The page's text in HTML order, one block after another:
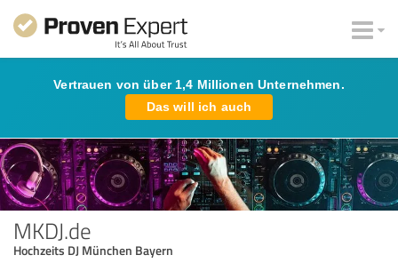
Vertrauen von über 1,4 Millionen Unternehmen.
Das will ich auch
MKDJ.de
Hochzeits DJ München Bayern